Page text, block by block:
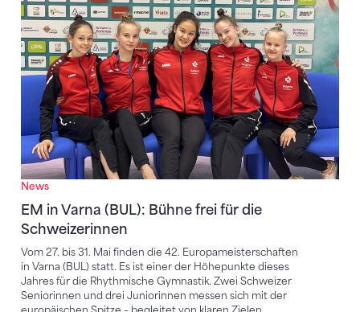
News
EM in Varna (BUL): Bühne frei für die
Schweizerinnen
Vom 27. bis 31. Mai finden die 42. Europameisterschaften
in Varna (BUL) statt. Es ist einer der Höhepunkte dieses
Jahres für die Rhythmische Gymnastik. Zwei Schweizer
Seniorinnen und drei Juniorinnen messen sich mit der
EM in Varna (BUL): Bühne frei für die Schweizerinnen